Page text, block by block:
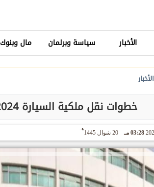
الأخبار سياسة وبرلمان مال وبنوك
الأخبار
خطوات نقل ملكية السيارة 2024.. على موقع بوابة مرور مصر»
03:28 مـ 20 شوال 1445
هـ